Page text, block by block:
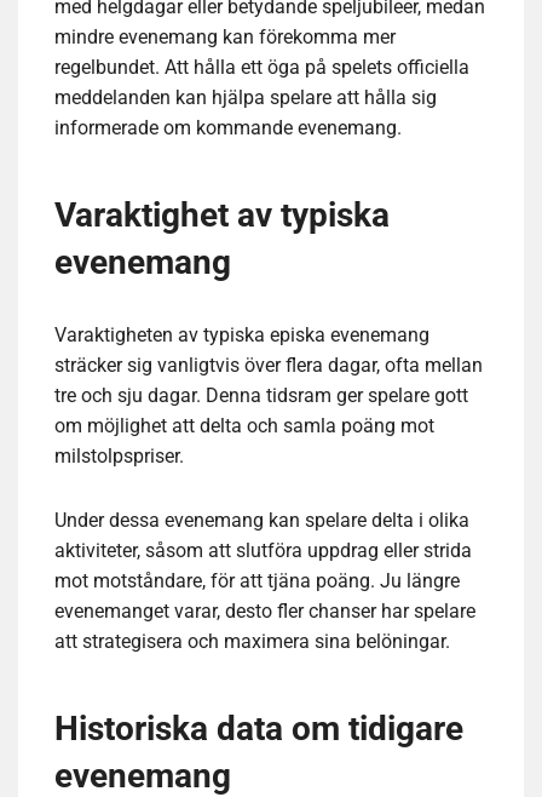
med helgdagar eller betydande speljubileer, medan
mindre evenemang kan förekomma mer
regelbundet. Att hålla ett öga på spelets officiella
meddelanden kan hjälpa spelare att hålla sig
informerade om kommande evenemang.
Varaktighet av typiska
evenemang
Varaktigheten av typiska episka evenemang
sträcker sig vanligtvis över flera dagar, ofta mellan
tre och sju dagar. Denna tidsram ger spelare gott
om möjlighet att delta och samla poäng mot
milstolpspriser.
Under dessa evenemang kan spelare delta i olika
aktiviteter, såsom att slutföra uppdrag eller strida
mot motståndare, för att tjäna poäng. Ju längre
evenemanget varar, desto fler chanser har spelare
att strategisera och maximera sina belöningar.
Historiska data om tidigare
evenemang